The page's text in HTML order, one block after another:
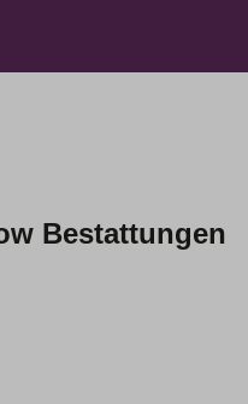
Bestattungen